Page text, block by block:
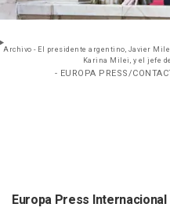
Archivo - El presidente argentino, Javier
Karina Milei, y el jefe
- EUROPA PRESS/
Europa Press Internacional